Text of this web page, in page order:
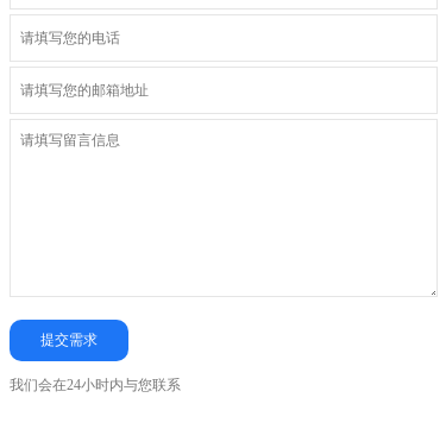
我们会在24小时内与您联系